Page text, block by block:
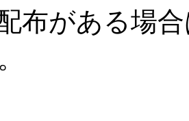
布がある場